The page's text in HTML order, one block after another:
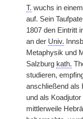
T. wuchs in
auf. Sein
1807 den Eintritt
an der Univ.
Metaphysik und
Salzburg kath.
studieren,
anschließend als
und als
mittlerweile